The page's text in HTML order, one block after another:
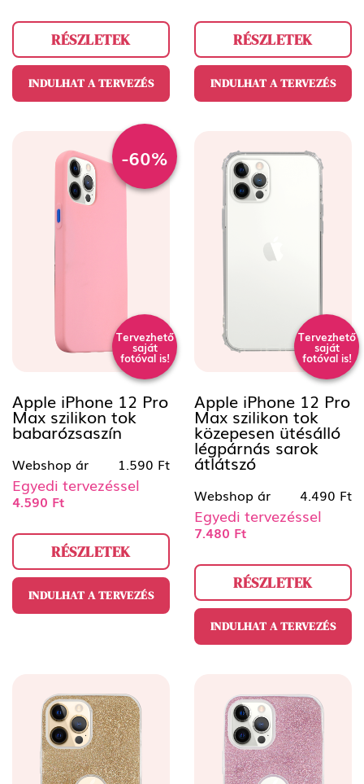
RÉSZLETEK
INDULHAT A TERVEZÉS
RÉSZLETEK
INDULHAT A TERVEZÉS
-60%
Tervezhető
saját
fotóval is!
Apple iPhone 12 Pro
Max szilikon tok
babarózsaszín
Webshop ár 1.590 Ft
Egyedi tervezéssel
4.590 Ft
RÉSZLETEK
INDULHAT A TERVEZÉS
Tervezhető
saját
fotóval is!
Apple iPhone 12 Pro
Max szilikon tok
közepesen ütésálló
légpárnás sarok
átlátszó
Webshop ár 4.490 Ft
Egyedi tervezéssel
7.480 Ft
RÉSZLETEK
INDULHAT A TERVEZÉS